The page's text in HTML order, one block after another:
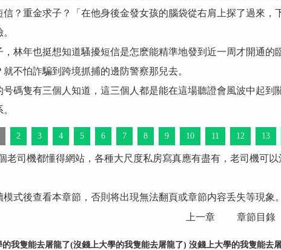
信？重金求子？「在他身後金發女孩的腦袋從右肩上探了過來
，林年也挺想知道騷擾短信是怎麽能精準地發到近一周才開通
不怕詐騙到跨境抓捕的邊防警察那兒去。
号碼隻有三個人知道，這三個人都是能在這場聽證會風波中起
2 3 4 5 6 7 8 9 10 11 12 13
老司機都懂得網站，各種大尺度私房寫真應有盡有，老司機可
式後查看本章節，否則将出現無法翻頁或章節内容丢失等現象。
上一章
章節目錄
的我隻能去屠龍了(沒錢上大學的我隻能去屠龍了) 沒錢上大學的我隻能去